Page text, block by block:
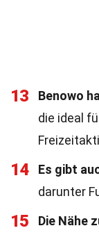
13 Benowo
die ideal
14 Es gibt
darunter
15 Die Nähe